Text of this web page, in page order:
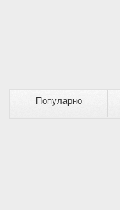
Популарно